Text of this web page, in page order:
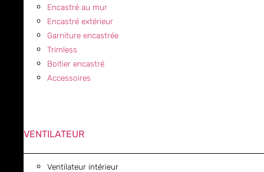
Encastré au mur
Encastré extérieur
Garniture encastrée
Trimless
Boitier encastré
Accessoires
VENTILATEUR
Ventilateur intérieur